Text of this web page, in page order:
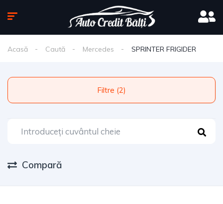
Acasă Caută Mercedes SPRINTER FRIGIDER
Filtre (2)
Compară